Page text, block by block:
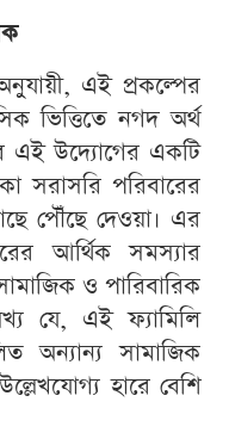
এই প্রকল্পের
ভিত্তিতে নগদ অর্থ
এই উদ্যোগের একটি
সরাসরি পরিবারের
পৌঁছে দেওয়া। এর
আর্থিক সমস্যার
ও পারিবারিক
যে, এই ফ্যামিলি
অন্যান্য সামাজিক
হারে বেশি